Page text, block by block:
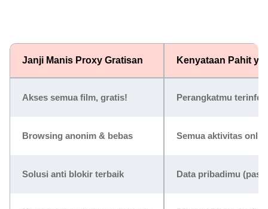
Janji Manis Proxy Gratisan Kenyataan Pahit
Akses semua film, gratis! Perangkatmu
Browsing anonim & bebas Semua aktivitas
Solusi anti blokir terbaik Data pribadimu